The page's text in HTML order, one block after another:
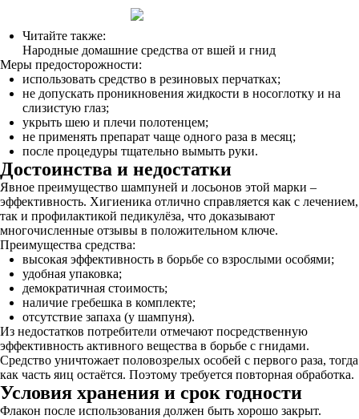
Читайте также:
Народные домашние средства от вшей и гнид
Меры предосторожности:
использовать средство в резиновых перчатках;
не допускать проникновения жидкости в носоглотку и на
слизистую глаз;
укрыть шею и плечи полотенцем;
не применять препарат чаще одного раза в месяц;
после процедуры тщательно вымыть руки.
Достоинства и недостатки
Явное преимущество шампуней и лосьонов этой марки –
эффективность. Хигиеника отлично справляется как с лечением,
так и профилактикой педикулёза, что доказывают
многочисленные отзывы в положительном ключе.
Преимущества средства:
высокая эффективность в борьбе со взрослыми особями;
удобная упаковка;
демократичная стоимость;
наличие гребешка в комплекте;
отсутствие запаха (у шампуня).
Из недостатков потребители отмечают посредственную
эффективность активного вещества в борьбе с гнидами.
Средство уничтожает половозрелых особей с первого раза, тогда
как часть яиц остаётся. Поэтому требуется повторная обработка.
Условия хранения и срок годности
Флакон после использования должен быть хорошо закрыт.